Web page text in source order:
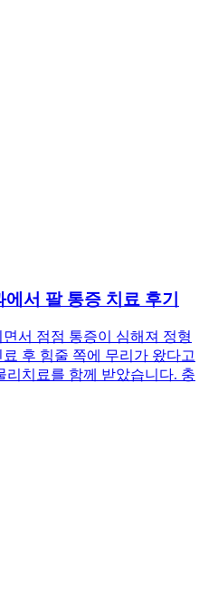
서 팔 통증 치료 후기
서 점점 통증이 심해져 정형
후 힘줄 쪽에 무리가 왔다고
리치료를 함께 받았습니다. 충